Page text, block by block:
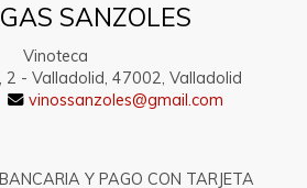
SANZOLES
Vinoteca
2 - Valladolid, 47002, Valladolid
vinossanzoles gmail.com
Y PAGO CON TARJETA